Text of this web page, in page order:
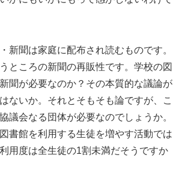
新聞は家庭に配布され読むものです。
ところの新聞の再販性です。学校の図
聞が必要なのか？その本質的な議論が
ないか。それとそもそも論ですが、こ
議会なる団体が必要なのでしょうか。
書館を利用する生徒を増やす活動では
用度は全生徒の1割未満だそうですか